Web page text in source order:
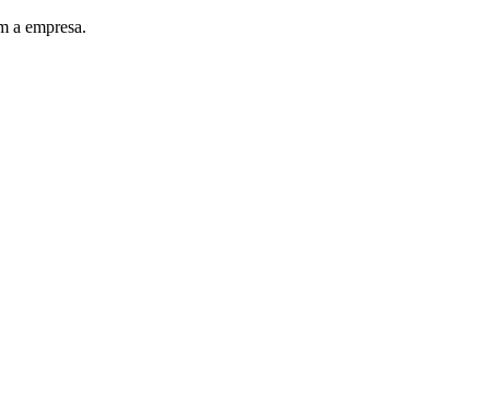
a empresa.